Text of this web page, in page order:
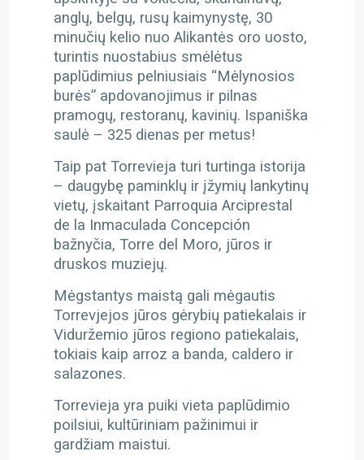
anglų, belgų, rusų kaimynystę, 30
minučių kelio nuo Alikantės oro uosto,
turintis nuostabius smėlėtus
paplūdimius pelniusiais “Mėlynosios
burės” apdovanojimus ir pilnas
pramogų, restoranų, kavinių. Ispaniška
saulė – 325 dienas per metus!
Taip pat Torrevieja turi turtinga istorija
– daugybę paminklų ir įžymių lankytinų
vietų, įskaitant Parroquia Arciprestal
de la Inmaculada Concepción
bažnyčia, Torre del Moro, jūros ir
druskos muziejų.
Mėgstantys maistą gali mėgautis
Torrevjejos jūros gėrybių patiekalais ir
Viduržemio jūros regiono patiekalais,
tokiais kaip arroz a banda, caldero ir
salazones.
Torrevieja yra puiki vieta paplūdimio
poilsiui, kultūriniam pažinimui ir
gardžiam maistui.